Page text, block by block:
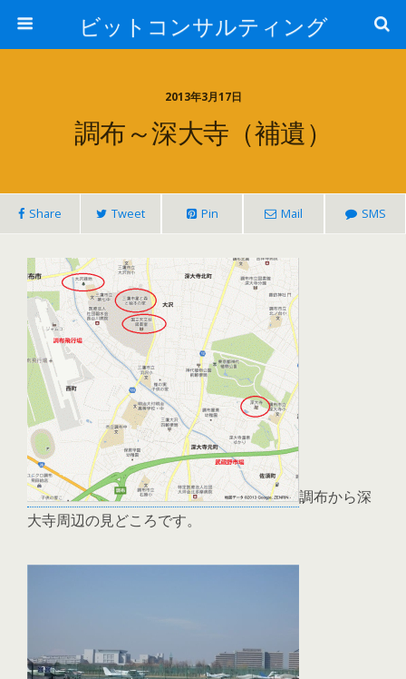
ビットコンサルティング
2013年3月17日
調布～深大寺（補遺）
Share Tweet Pin Mail SMS
調布から深
大寺周辺の見どころです。